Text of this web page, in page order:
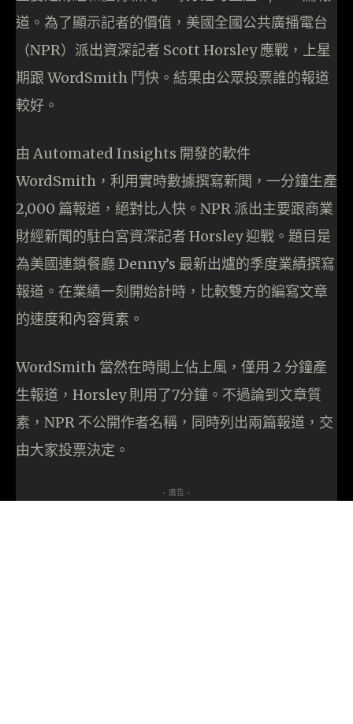
道。為了顯示記者的價值，美國全國公共廣播電台
（NPR）派出資深記者 Scott Horsley 應戰，上星
期跟 WordSmith 鬥快。結果由公眾投票誰的報道
較好。
由 Automated Insights 開發的軟件
WordSmith，利用實時數據撰寫新聞，一分鐘生產
2,000 篇報道，絕對比人快。NPR 派出主要跟商業
財經新聞的駐白宮資深記者 Horsley 迎戰。題目是
為美國連鎖餐廳 Denny’s 最新出爐的季度業績撰寫
報道。在業績一刻開始計時，比較雙方的編寫文章
的速度和內容質素。
WordSmith 當然在時間上佔上風，僅用 2 分鐘產
生報道，Horsley 則用了7分鐘。不過論到文章質
素，NPR 不公開作者名稱，同時列出兩篇報道，交
由大家投票決定。
- 廣告 -